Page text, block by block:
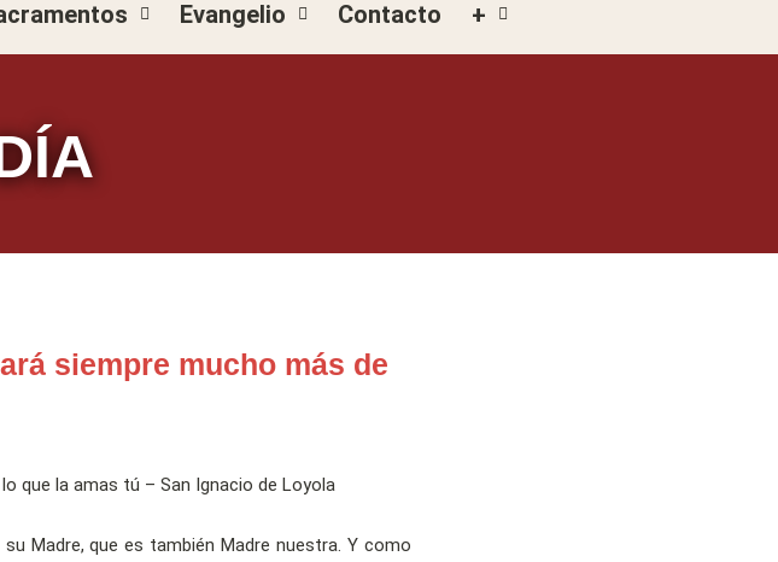
Evangelio Contacto +
siempre mucho más de
Madre, que es también Madre nuestra. Y como